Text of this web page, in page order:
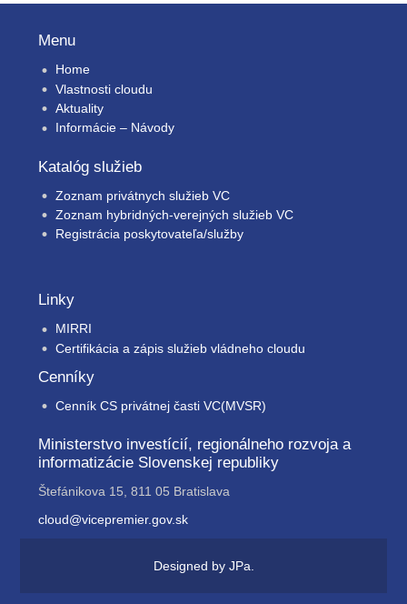
Menu
Home
Vlastnosti cloudu
Aktuality
Informácie – Návody
Katalóg služieb
Zoznam privátnych služieb VC
Zoznam hybridných-verejných služieb VC
Registrácia poskytovateľa/služby
Linky
MIRRI
Certifikácia a zápis služieb vládneho cloudu
Cenníky
Cenník CS privátnej časti VC(MVSR)
Ministerstvo investícií, regionálneho rozvoja a
informatizácie Slovenskej republiky
Štefánikova 15, 811 05 Bratislava
cloud@vicepremier.gov.sk
Designed by JPa.